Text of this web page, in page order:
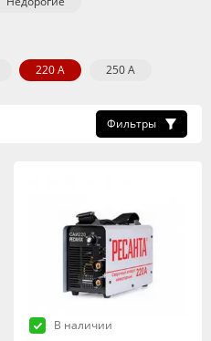
220 А 250 А
Фильтры
В наличии